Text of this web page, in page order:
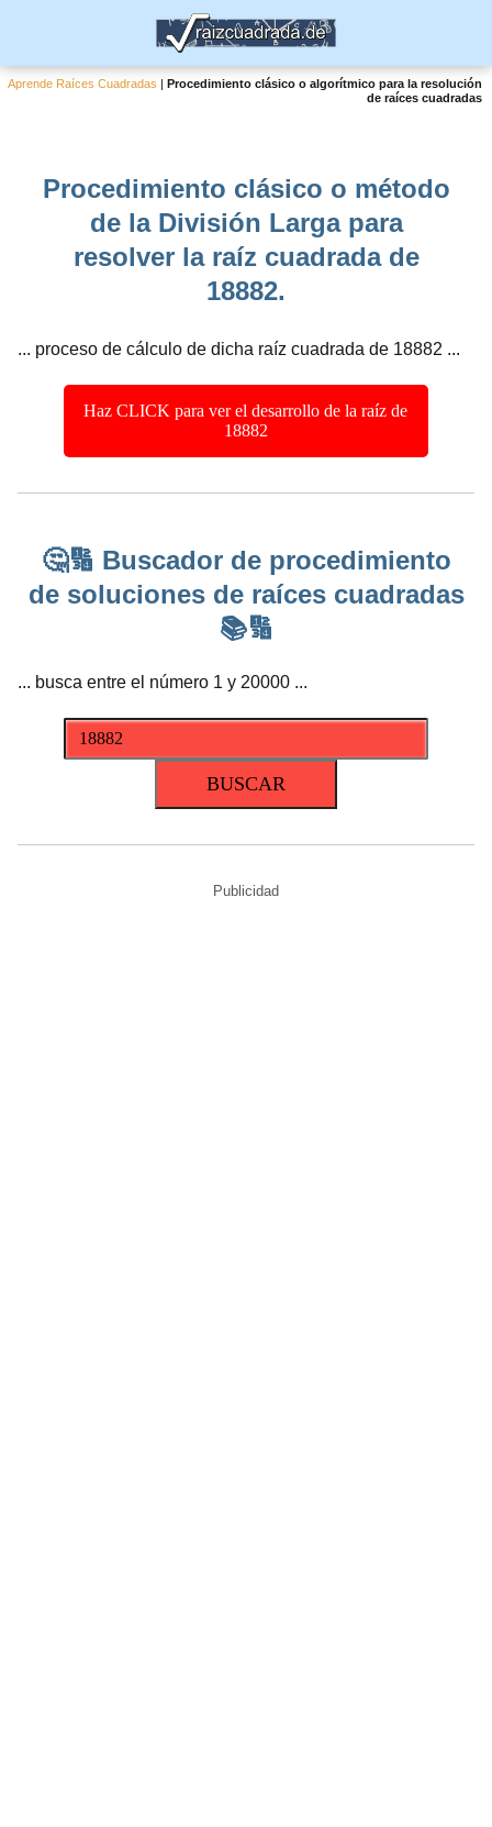
Aprende Raíces Cuadradas |Procedimiento clásico o algorítmico para la resolución
de raíces cuadradas
Procedimiento clásico o método
de la División Larga para
resolver la raíz cuadrada de
18882.
... proceso de cálculo de dicha raíz cuadrada de 18882 ...
Haz CLICK para ver el desarrollo de la raíz de
18882
🤔🔢 Buscador de procedimiento
de soluciones de raíces cuadradas
📚🔢
... busca entre el número 1 y 20000 ...
Publicidad